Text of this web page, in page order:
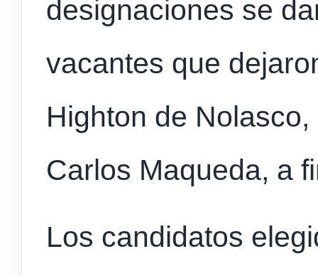
designaciones se
vacantes que
Highton de
Carlos Maqueda, a
Los candidatos